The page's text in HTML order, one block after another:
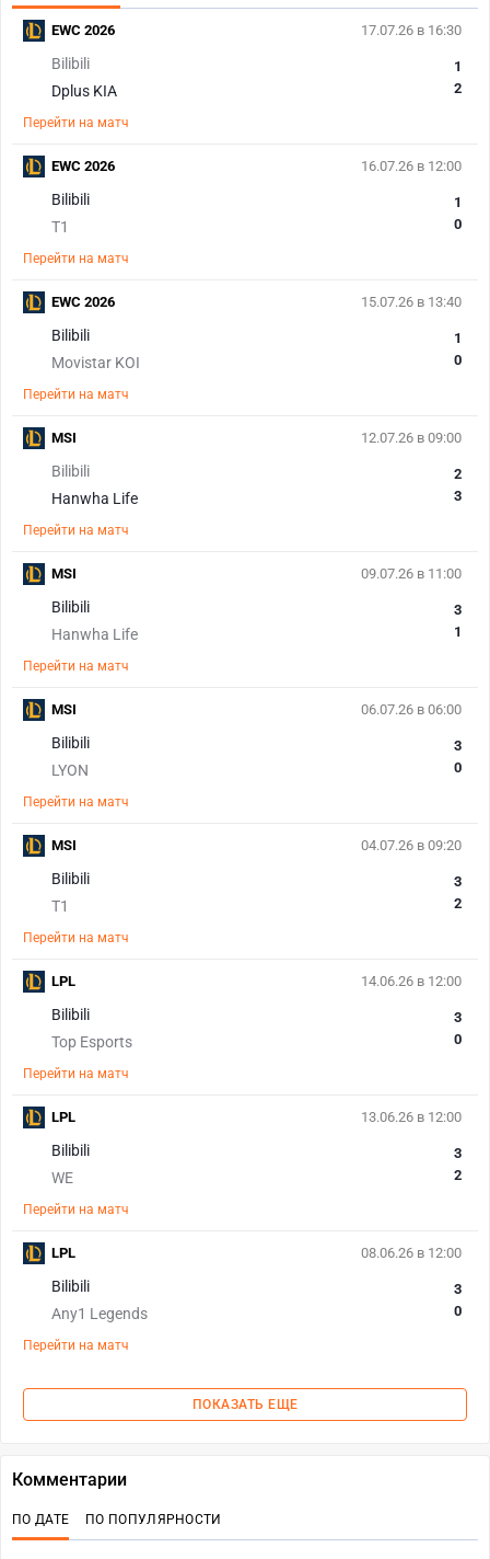
17.07.26 в 16:30
Bilibili
Dplus KIA
1
2
Перейти на матч
EWC 2026
16.07.26 в 12:00
Bilibili
T1
1
0
Перейти на матч
EWC 2026
15.07.26 в 13:40
Bilibili
Movistar KOI
1
0
Перейти на матч
EWC 2026
12.07.26 в 09:00
Bilibili
Hanwha Life
2
3
Перейти на матч
MSI
09.07.26 в 11:00
Bilibili
Hanwha Life
3
1
Перейти на матч
MSI
06.07.26 в 06:00
Bilibili
LYON
3
0
Перейти на матч
MSI
04.07.26 в 09:20
Bilibili
T1
3
2
Перейти на матч
MSI
14.06.26 в 12:00
Bilibili
Top Esports
3
0
Перейти на матч
LPL
13.06.26 в 12:00
Bilibili
WE
3
2
Перейти на матч
LPL
08.06.26 в 12:00
Bilibili
Any1 Legends
3
0
Перейти на матч
LPL
ПОКАЗАТЬ ЕЩЕ
Комментарии
ПО ДАТЕ ПО ПОПУЛЯРНОСТИ